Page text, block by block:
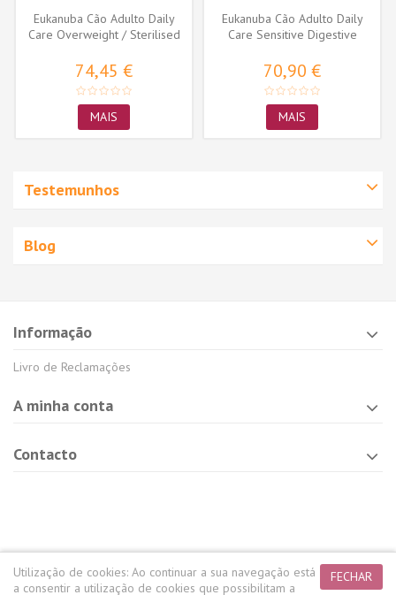
Eukanuba Cão Adulto Daily
Care Overweight / Sterilised
74,45 €
MAIS
Eukanuba Cão Adulto Daily
Care Sensitive Digestive
70,90 €
MAIS
Testemunhos
Blog
Informação
Livro de Reclamações
A minha conta
Contacto
FECHAR
Utilização de cookies: Ao continuar a sua navegação está
a consentir a utilização de cookies que possibilitam a